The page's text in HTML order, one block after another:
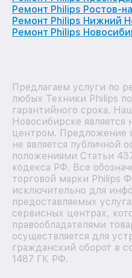
Ремонт Philips Ростов-
Ремонт Philips Нижний
Ремонт Philips
Предлагаем услуги по
любых Техники Philips
гарантийного срока.
Новосибирске является
центром. Предложение
не является публичной
положениями Статьи
кодекса РФ. Все
торговой марки Philips
исключительно для
предоставляемых
сервисных центрах,
правообладателями
осуществляется для
гражданский оборот в
1487 ГК РФ.